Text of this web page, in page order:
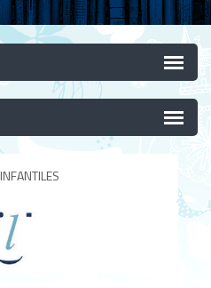
INFANTILES